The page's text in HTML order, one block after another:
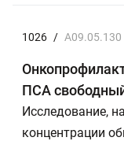
1026 / A09.05.130
ПСА
Исследование,
концентрации